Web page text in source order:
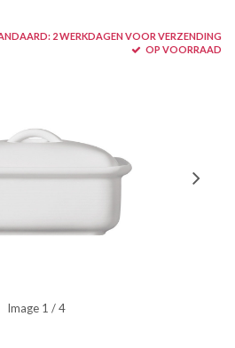
2 WERKDAGEN VOOR VERZENDING
OP VOORRAAD
Image 1 / 4